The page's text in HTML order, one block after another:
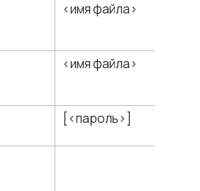
<​имя файла​>
<​имя файла​>
[<​пароль​>]